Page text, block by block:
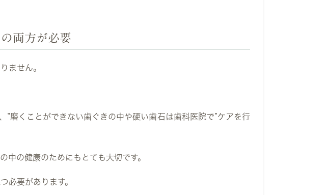
両方が必要
ません。
”磨くことができない歯ぐきの中や硬い歯石は歯科医院で”ケアを行
中の健康のためにもとても大切です。
必要があります。